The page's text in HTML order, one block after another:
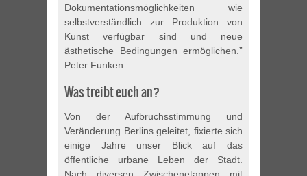
Dokumentationsmöglichkeiten wie
selbstverständlich zur Produktion von
Kunst verfügbar sind und neue
ästhetische Bedingungen ermöglichen.”
Peter Funken
Was treibt euch an?
Von der Aufbruchsstimmung und
Veränderung Berlins geleitet, fixierte sich
einige Jahre unser Blick auf das
öffentliche urbane Leben der Stadt.